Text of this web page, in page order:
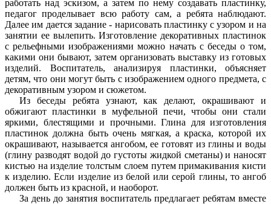
работать над эскизом, а затем по нему создавать пластинку,
педагог проделывает всю работу сам, а ребята наблюдают.
Далее им дается задание - нарисовать пластинку с узором и на
занятии ее вылепить. Изготовление декоративных пластинок
с рельефными изображениями можно начать с беседы о том,
какими они бывают, затем организовать выставку из готовых
изделий. Воспитатель, анализируя пластинки, объясняет
детям, что они могут быть с изображением одного предмета, с
декоративным узором и сюжетом.
Из беседы ребята узнают, как делают, окрашивают и
обжигают пластинки в муфельной печи, чтобы они стали
яркими, блестящими и прочными. Глина для изготовления
пластинок должна быть очень мягкая, а краска, которой их
окрашивают, называется ангобом, ее готовят из глины и воды
(глину разводят водой до густоты жидкой сметаны) и наносят
кистью на изделие толстым слоем путем примакивания кисти
к изделию. Если изделие из белой или серой глины, то ангоб
должен быть из красной, и наоборот.
За день до занятия воспитатель предлагает ребятам вместе